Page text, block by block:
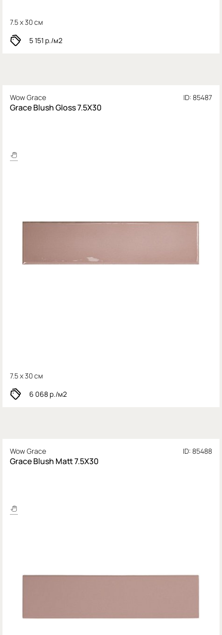
7.5 x 30 см
5 151 р./м2
Wow Grace ID: 85487
Grace Blush Gloss 7.5X30
7.5 x 30 см
6 068 р./м2
Wow Grace ID: 85488
Grace Blush Matt 7.5X30